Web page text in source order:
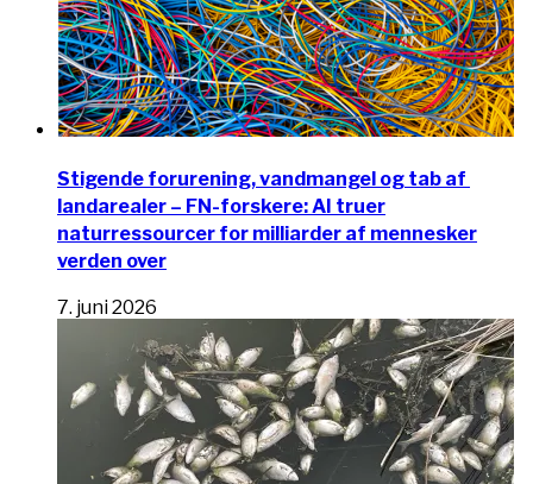
Stigende forurening, vandmangel og tab af ​​
landarealer – FN-forskere: AI truer
naturressourcer for milliarder af mennesker
verden over
7. juni 2026